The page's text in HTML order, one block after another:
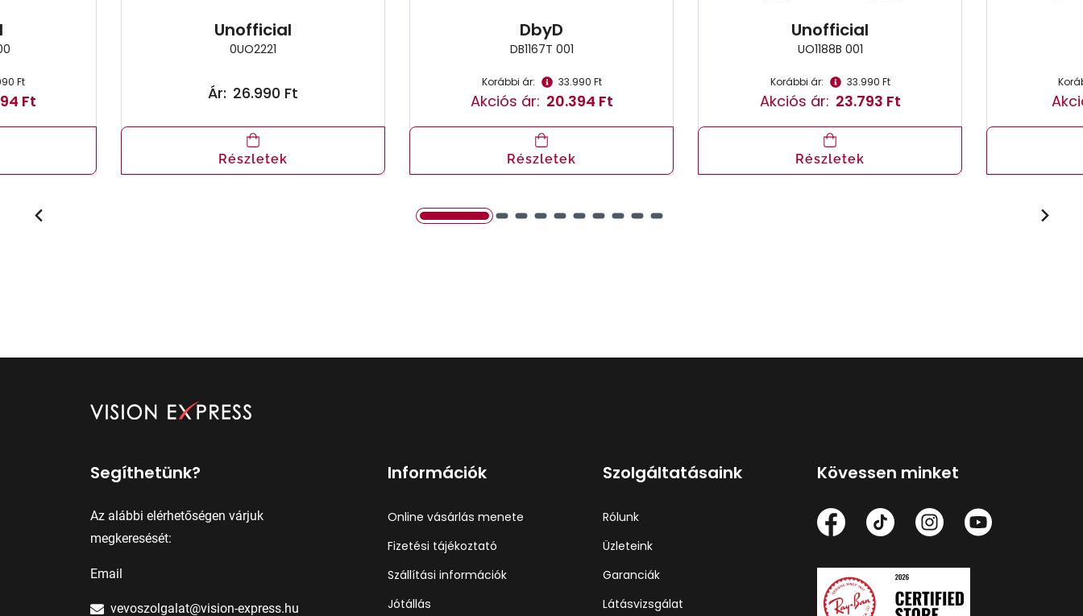
Ft
Ft
Unofficial
0UO2221
Ár: 26.990 Ft
Részletek
DbyD
DB1167T 001
Korábbi ár: 33.990 Ft
Akciós ár: 20.394 Ft
Részletek
Unofficial
UO1188B 001
Korábbi ár: 33.990 Ft
Akciós ár: 23.793 Ft
Részletek
Segíthetünk?
Az alábbi elérhetőségen várjuk
megkeresését:
Email
vevoszolgalat@vision-express.hu
Információk
Online vásárlás menete
Fizetési tájékoztató
Szállítási információk
Jótállás
Szolgáltatásaink
Rólunk
Üzleteink
Garanciák
Látásvizsgálat
Kövessen minket